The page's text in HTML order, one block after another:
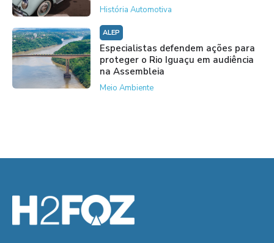
História Automotiva
ALEP
Especialistas defendem ações para
proteger o Rio Iguaçu em audiência
na Assembleia
Meio Ambiente